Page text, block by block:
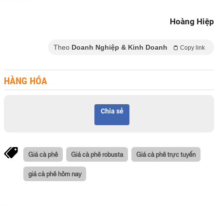
Hoàng Hiệp
Theo Doanh Nghiệp & Kinh Doanh Copy link
HÀNG HÓA
Chia sẻ
Giá cà phê Giá cà phê robusta Giá cà phê trực tuyến
giá cà phê hôm nay